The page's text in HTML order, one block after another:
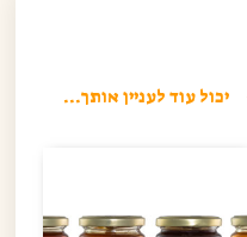
יכול עוד לעניין אותך...